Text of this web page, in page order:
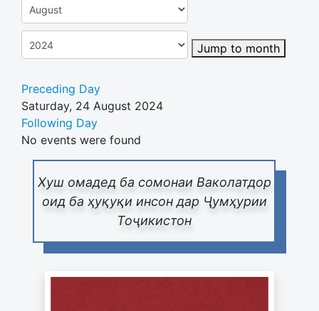
Хуш омадед ба сомонаи Ваколатдор
оид ба ҳуқуқи инсон дар Ҷумҳурии
Тоҷикистон
Jump to month
Preceding Day
Saturday, 24 August 2024
Following Day
No events were found